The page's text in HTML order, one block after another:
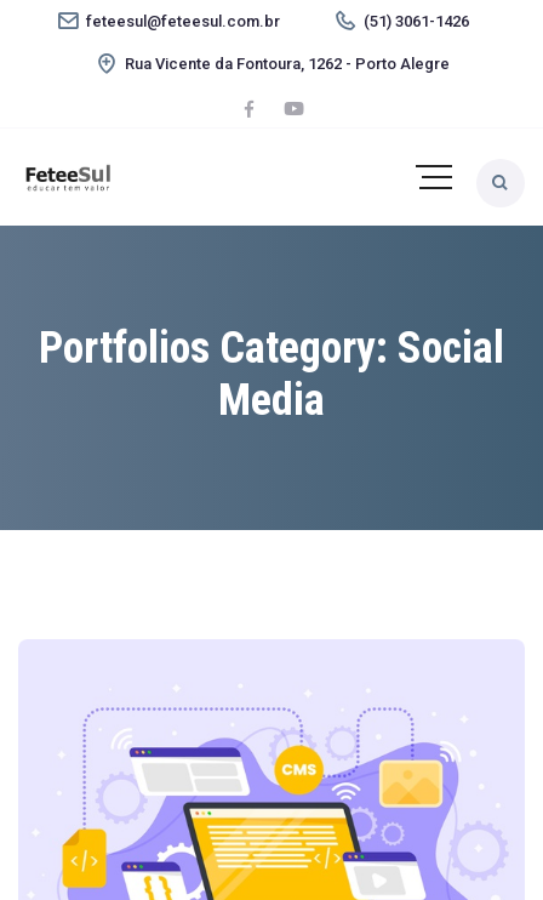
feteesul@feteesul.com.br (51) 3061-1426
Rua Vicente da Fontoura, 1262 - Porto Alegre
Portfolios Category: Social
Media